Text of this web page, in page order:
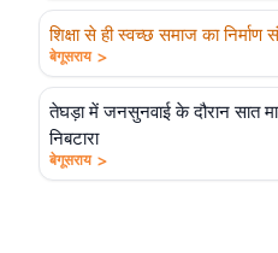
शिक्षा से ही स्वच्छ समाज का निर्माण
बेगूसराय >
तेघड़ा में जनसुनवाई के दौरान सात
निबटारा
बेगूसराय >